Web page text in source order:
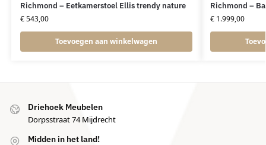
Richmond – Eetkamerstoel Ellis trendy nature
€543,00
Toevoegen aan winkelwagen
Richmond –
€1.999,00
Driehoek Meubelen
Dorpsstraat 74 Mijdrecht
Midden in het land!